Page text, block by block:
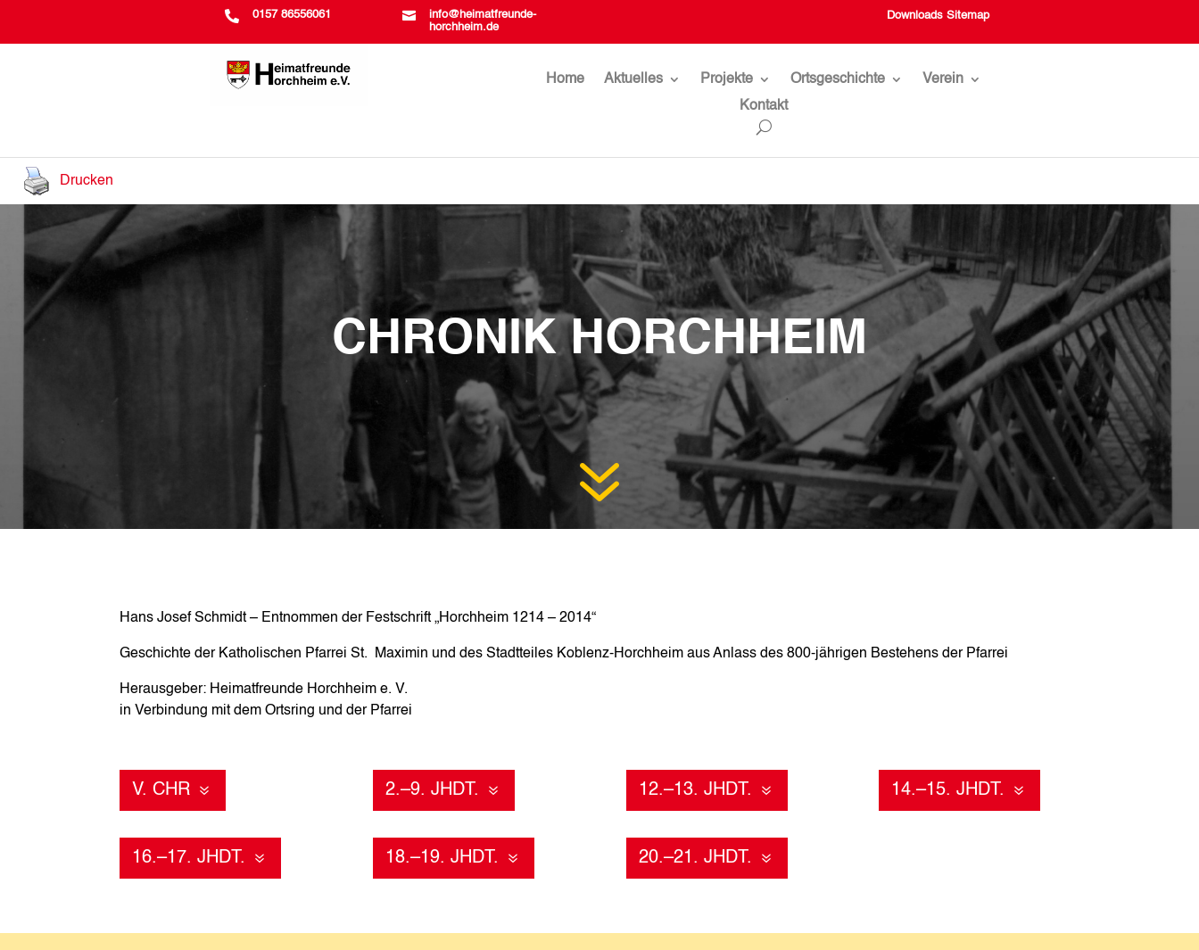
 0157 86556061 
info@heimatfreunde-
horchheim.de
Downloads Sitemap
Home Aktuelles Projekte Ortsgeschichte
Verein
Kontakt
Drucken
CHRONIK HORCHHEIM
7
Hans Josef Schmidt – Entnommen der Festschrift „Horchheim 1214 – 2014“
Geschichte der Katholischen Pfarrei St. Maximin und des Stadtteiles Koblenz-Horchheim aus Anlass des 800-jährigen Bestehens der Pfarrei
Herausgeber: Heimatfreunde Horchheim e. V.
in Verbindung mit dem Ortsring und der Pfarrei
V. CHR 2.–9. JHDT. 12.–13. JHDT. 14.–15. JHDT.
16.–17. JHDT. 18.–19. JHDT. 20.–21. JHDT.